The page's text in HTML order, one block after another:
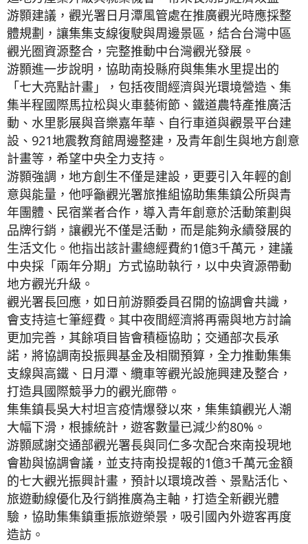
游顥建議，觀光署日月潭風管處在推廣觀光時應採整
體規劃，讓集集支線復駛與周邊景區，結合台灣中區
觀光圈資源整合，完整推動中台灣觀光發展。
游顥進一步說明，協助南投縣府與集集水里提出的
「七大亮點計畫」，包括夜間經濟與光環境營造、集
集半程國際馬拉松與火車藝術節、鐵道農特產推廣活
動、水里影展與音樂嘉年華、自行車道與觀景平台建
設、921地震教育館周邊整建，及青年創生與地方創意
計畫等，希望中央全力支持。
游顥強調，地方創生不僅是建設，更要引入年輕的創
意與能量，他呼籲觀光署旅推組協助集集鎮公所與青
年團體、民宿業者合作，導入青年創意於活動策劃與
品牌行銷，讓觀光不僅是活動，而是能夠永續發展的
生活文化。他指出該計畫總經費約1億3千萬元，建議
中央採「兩年分期」方式協助執行，以中央資源帶動
地方觀光升級。
觀光署長回應，如日前游顥委員召開的協調會共識，
會支持這七筆經費。其中夜間經濟將再需與地方討論
更加完善，其餘項目皆會積極協助；交通部次長承
諾，將協調南投振興基金及相關預算，全力推動集集
支線與高鐵、日月潭、纜車等觀光設施興建及整合，
打造具國際競爭力的觀光廊帶。
集集鎮長吳大村坦言疫情爆發以來，集集鎮觀光人潮
大幅下滑，根據統計，遊客數量已減少約80%。
游顥感謝交通部觀光署長與同仁多次配合來南投現地
會勘與協調會議，並支持南投提報的1億3千萬元金額
的七大觀光振興計畫，預計以環境改善、景點活化、
旅遊動線優化及行銷推廣為主軸，打造全新觀光體
驗，協助集集鎮重振旅遊榮景，吸引國內外遊客再度
造訪。